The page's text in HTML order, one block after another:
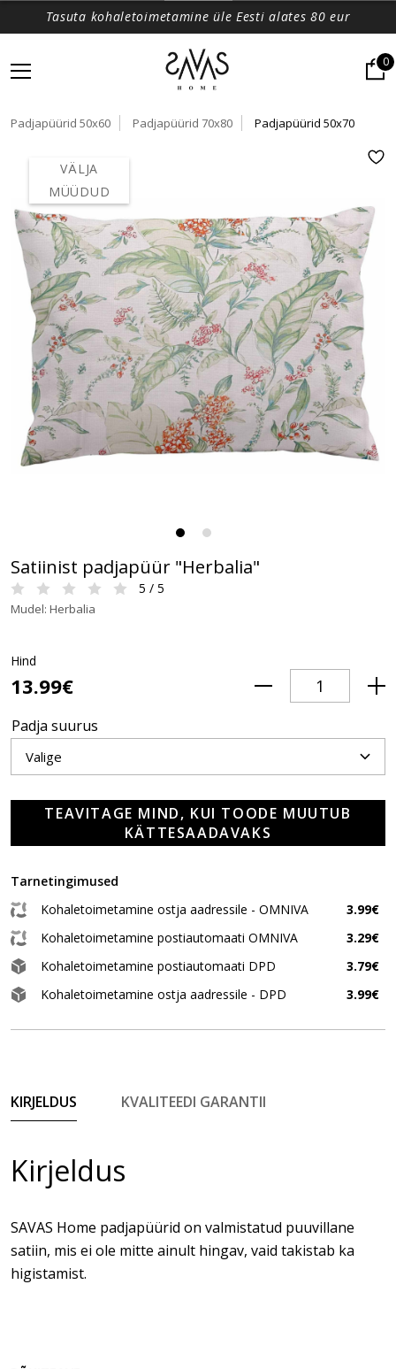
Tasuta kohaletoimetamine üle Eesti alates 80 eur
0
Padjapüürid 50x60 Padjapüürid 70x80 Padjapüürid 50x70
VÄLJA
MÜÜDUD
Satiinist padjapüür "Herbalia"
5 / 5
Mudel: Herbalia
Hind
13.99€
Padja suurus
TEAVITAGE MIND, KUI TOODE MUUTUB
KÄTTESAADAVAKS
Tarnetingimused
Kohaletoimetamine ostja aadressile - OMNIVA
3.99€
Kohaletoimetamine postiautomaati OMNIVA
3.29€
Kohaletoimetamine postiautomaati DPD
3.79€
Kohaletoimetamine ostja aadressile - DPD
3.99€
KIRJELDUS KVALITEEDI GARANTII
Kirjeldus
SAVAS Home padjapüürid on valmistatud puuvillane
satiin, mis ei ole mitte ainult hingav, vaid takistab ka
higistamist.